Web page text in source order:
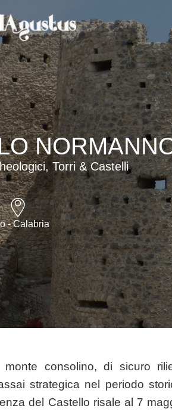
Torri & Castelli
- Calabria
consolino, di sicuro
strategica nel periodo
del Castello risale al 7